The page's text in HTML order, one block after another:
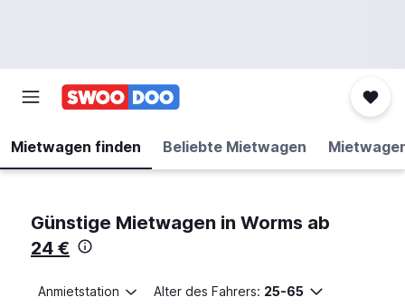
Mietwagen finden Beliebte Mietwagen
Günstige Mietwagen in Worms ab
24 €
Anmietstation Alter des Fahrers: 25-65